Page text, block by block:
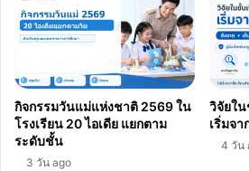
กิจกรรมวันแม่แห่งชาติ 2569 ใน
โรงเรียน 20 ไอเดีย แยกตาม
ระดับชั้น
3 วัน ago
วิจัยใ
เริ่มจ
4 วัน